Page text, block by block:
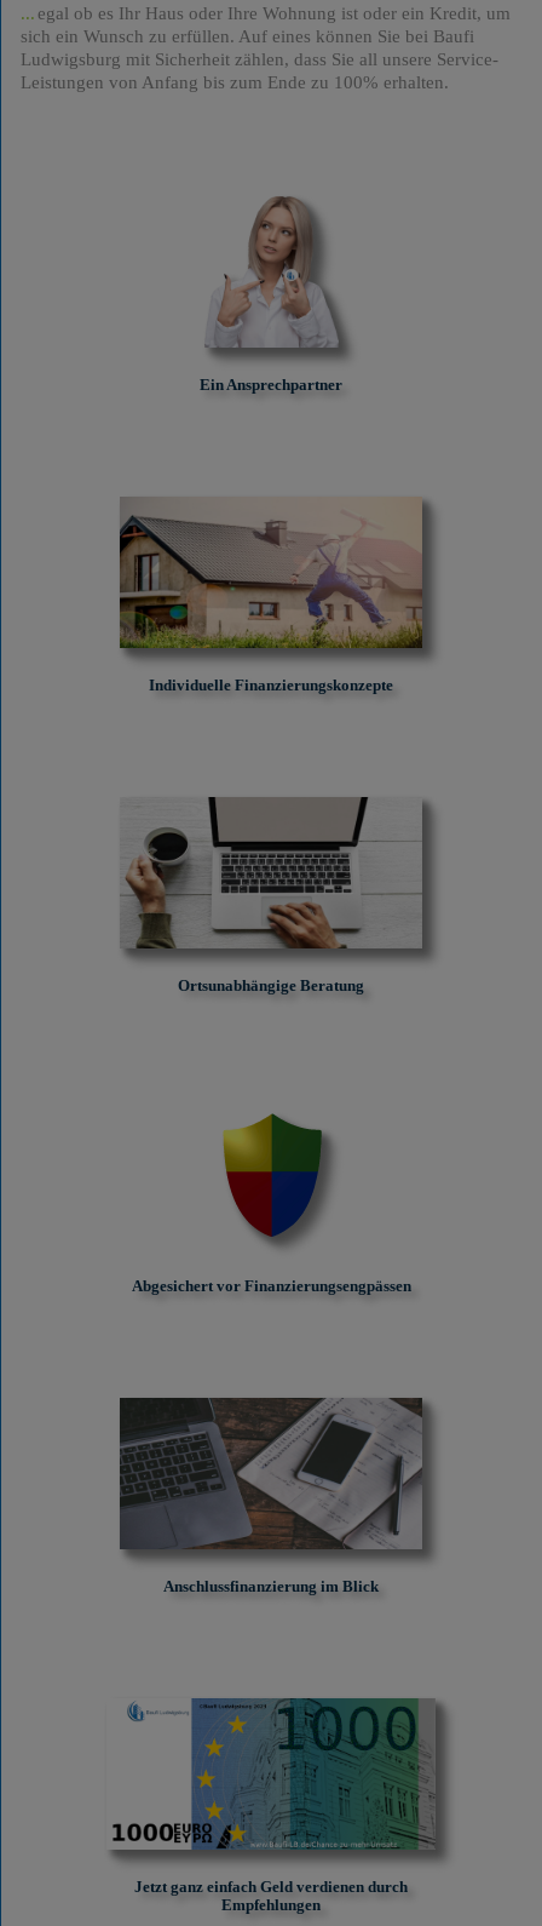
egal ob es Ihr Haus oder Ihre Wohnung ist oder ein Kredit, um
sich ein Wunsch zu erfüllen. Auf eines können Sie bei Baufi
Ludwigsburg mit Sicherheit zählen, dass Sie all unsere Service-
Leistungen von Anfang bis zum Ende zu 100% erhalten.
Ein Ansprechpartner
Individuelle Finanzierungskonzepte
Ortsunabhängige Beratung
Abgesichert vor Finanzierungs­engpässen
Anschlussfinanzierung im Blick
Jetzt ganz einfach Geld verdienen durch
Empfehlungen